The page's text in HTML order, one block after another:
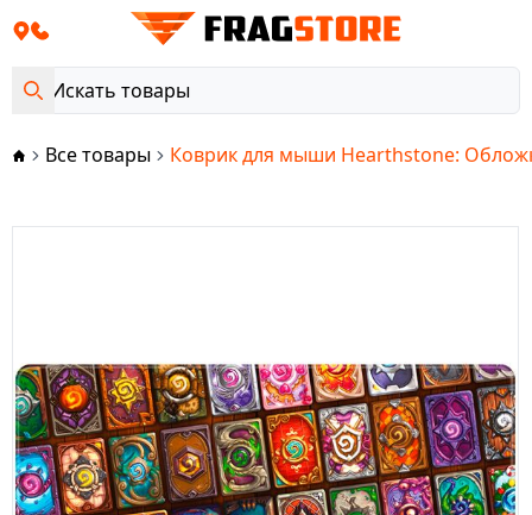
Все товары Коврик для мыши Hearthstone: